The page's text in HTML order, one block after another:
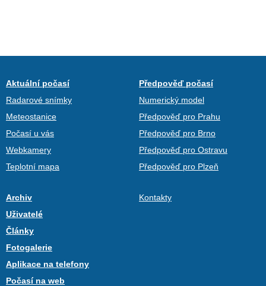
Aktuální počasí
Radarové snímky
Meteostanice
Počasí u vás
Webkamery
Teplotní mapa
Předpověď počasí
Numerický model
Předpověď pro Prahu
Předpověď pro Brno
Předpověď pro Ostravu
Předpověď pro Plzeň
Archiv
Uživatelé
Články
Fotogalerie
Aplikace na telefony
Počasí na web
Kontakty